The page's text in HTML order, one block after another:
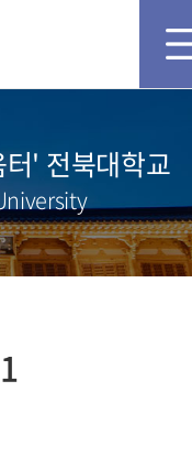
' 전북대학교